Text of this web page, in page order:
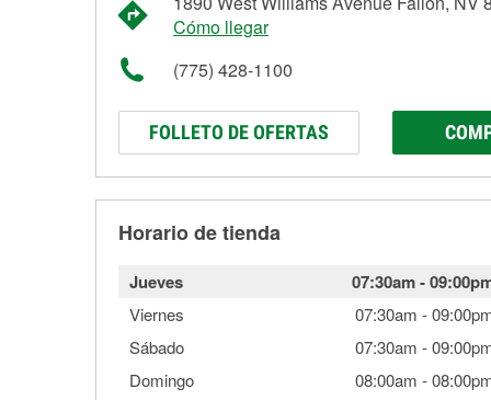
Cómo llegar
(775) 428-1100
FOLLETO DE OFERTAS
Horario de tienda
Jueves 07:30am-
Viernes 07:30am -
Sábado
07:30am -
Domingo
08:00am -